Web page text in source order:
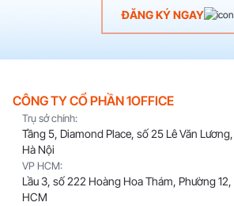
ĐĂNG KÝ NGAY
CÔNG TY CỔ PHẦN 1OFFICE
Trụ sở chính:
Tầng 5, Diamond Place, số 25 Lê Văn
Hà Nội
VP HCM:
Lầu 3, số 222 Hoàng Hoa Thám, Phường 12,
HCM